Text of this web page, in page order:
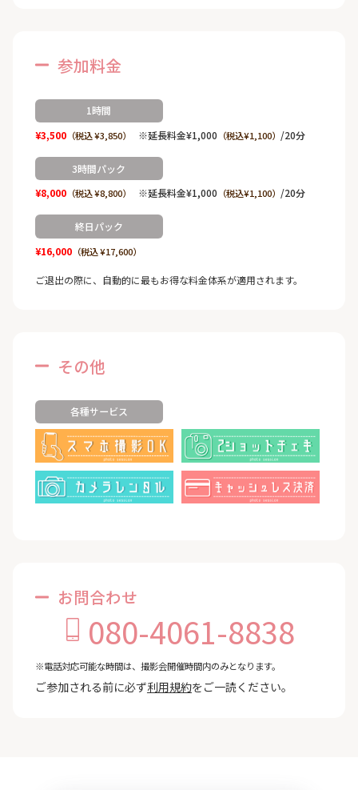
参加料金
1時間
¥3,500（税込 ¥3,850） ※延長料金¥1,000 （税込¥1,100） /20分
3時間パック
¥8,000（税込 ¥8,800） ※延長料金¥1,000 （税込¥1,100） /20分
終日パック
¥16,000（税込 ¥17,600）
ご退出の際に、自動的に最もお得な料金体系が適用されます。
その他
各種サービス
お問合わせ
080-4061-8838
※電話対応可能な時間は、撮影会開催時間内のみとなります。
ご参加される前に必ず利用規約をご一読ください。